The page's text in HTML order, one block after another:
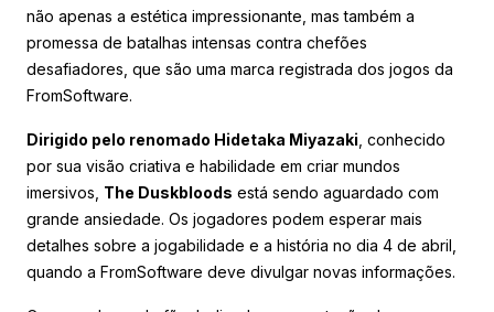
não apenas a estética impressionante, mas também a
promessa de batalhas intensas contra chefões
desafiadores, que são uma marca registrada dos jogos da
FromSoftware.
Dirigido pelo renomado Hidetaka Miyazaki , conhecido
por sua visão criativa e habilidade em criar mundos
imersivos, The Duskbloods está sendo aguardado com
grande ansiedade. Os jogadores podem esperar mais
detalhes sobre a jogabilidade e a história no dia 4 de abril,
quando a FromSoftware deve divulgar novas informações.